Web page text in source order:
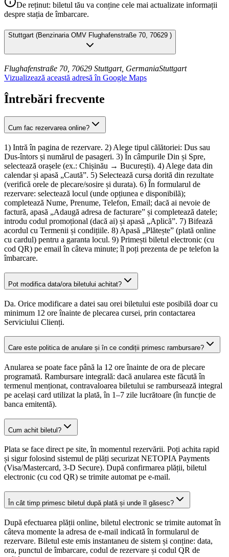
De reținut: biletul tău va conține cele mai actualizate informații
despre stația de îmbarcare.
Stuttgart (Benzinaria OMV Flughafenstraße 70, 70629 )
Flughafenstraße 70, 70629 Stuttgart, GermaniaStuttgart
Vizualizează această adresă în Google Maps
Întrebări frecvente
Cum fac rezervarea online?
1) Intră în pagina de rezervare. 2) Alege tipul călătoriei: Dus sau
Dus-întors și numărul de pasageri. 3) În câmpurile Din și Spre,
selectează orașele (ex.: Chișinău → București). 4) Alege data din
calendar și apasă „Caută”. 5) Selectează cursa dorită din rezultate
(verifică orele de plecare/sosire și durata). 6) În formularul de
rezervare: selectează locul (unde opțiunea e disponibilă);
completează Nume, Prenume, Telefon, Email; dacă ai nevoie de
factură, apasă „Adaugă adresa de facturare” și completează datele;
introdu codul promoțional (dacă ai) și apasă „Aplică”. 7) Bifează
acordul cu Termenii și condițiile. 8) Apasă „Plătește” (plată online
cu cardul) pentru a garanta locul. 9) Primești biletul electronic (cu
cod QR) pe email în câteva minute; îl poți prezenta de pe telefon la
îmbarcare.
Pot modifica data/ora biletului achitat?
Da. Orice modificare a datei sau orei biletului este posibilă doar cu
minimum 12 ore înainte de plecarea cursei, prin contactarea
Serviciului Clienți.
Care este politica de anulare și în ce condiții primesc rambursare?
Anularea se poate face până la 12 ore înainte de ora de plecare
programată. Rambursare integrală: dacă anularea este făcută în
termenul menționat, contravaloarea biletului se rambursează integral
pe același card utilizat la plată, în 1–7 zile lucrătoare (în funcție de
banca emitentă).
Cum achit biletul?
Plata se face direct pe site, în momentul rezervării. Poți achita rapid
și sigur folosind sistemul de plăți securizat NETOPIA Payments
(Visa/Mastercard, 3-D Secure). După confirmarea plății, biletul
electronic (cu cod QR) se trimite automat pe e-mail.
În cât timp primesc biletul după plată și unde îl găsesc?
După efectuarea plății online, biletul electronic se trimite automat în
câteva momente la adresa de e-mail indicată în formularul de
rezervare. Biletul este emis instantaneu de sistem și conține: data,
ora, punctul de îmbarcare, codul de rezervare și codul QR de